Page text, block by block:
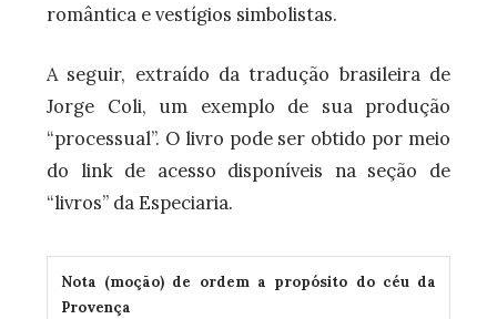
romântica e vestígios simbolistas.
A seguir, extraído da tradução brasileira de
Jorge Coli, um exemplo de sua produção
“processual”. O livro pode ser obtido por meio
do link de acesso disponíveis na seção de
“livros” da Especiaria.
Nota (moção) de ordem a propósito do céu da
Provença